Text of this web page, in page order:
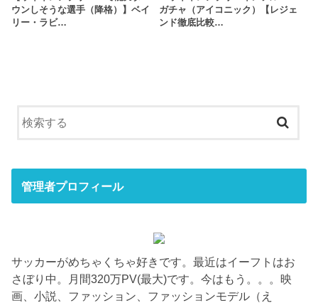
ウンしそうな選手（降格）】ベイ
リー・ラビ…
ガチャ（アイコニック）【レジェ
ンド徹底比較…
管理者プロフィール
サッカーがめちゃくちゃ好きです。最近はイーフトはお
さぼり中。月間320万PV(最大)です。今はもう。。。映
画、小説、ファッション、ファッションモデル（え